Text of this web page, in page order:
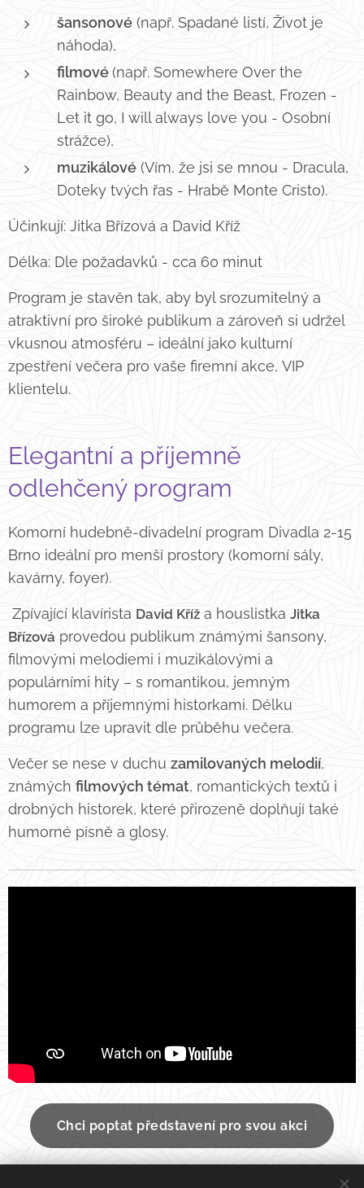
šansonové (např. Spadané listí, Život je
náhoda),
filmové(např. Somewhere Over the
Rainbow, Beauty and the Beast, Frozen -
Let it go, I will always love you - Osobní
strážce),
muzikálové (Vím, že jsi se mnou - Dracula,
Doteky tvých řas - Hrabě Monte Cristo).
Účinkují: Jitka Břízová a David Kříž
Délka: Dle požadavků - cca 60 minut
Program je stavěn tak, aby byl srozumitelný a
atraktivní pro široké publikum a zároveň si udržel
vkusnou atmosféru – ideální jako kulturní
zpestření večera pro vaše firemní akce, VIP
klientelu.
Elegantní a příjemně
odlehčený program
Komorní hudebně-divadelní program Divadla 2-15
Brno ideální pro menší prostory (komorní sály,
kavárny, foyer).
Zpívající klavírista David Kříž a houslistka Jitka
Břízová provedou publikum známými šansony,
filmovými melodiemi i muzikálovými a
populárními hity – s romantikou, jemným
humorem a příjemnými historkami. Délku
programu lze upravit dle průběhu večera.
Večer se nese v duchu zamilovaných melodií,
známých filmových témat, romantických textů i
drobných historek, které přirozeně doplňují také
humorné písně a glosy.
Chci poptat představení pro svou akci
STÁHNOUT Nabídku programu Laskohraní.pdf